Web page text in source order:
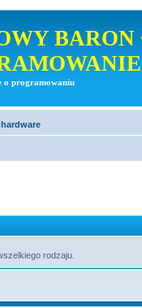
BARON
o programowaniu
rodzaju.